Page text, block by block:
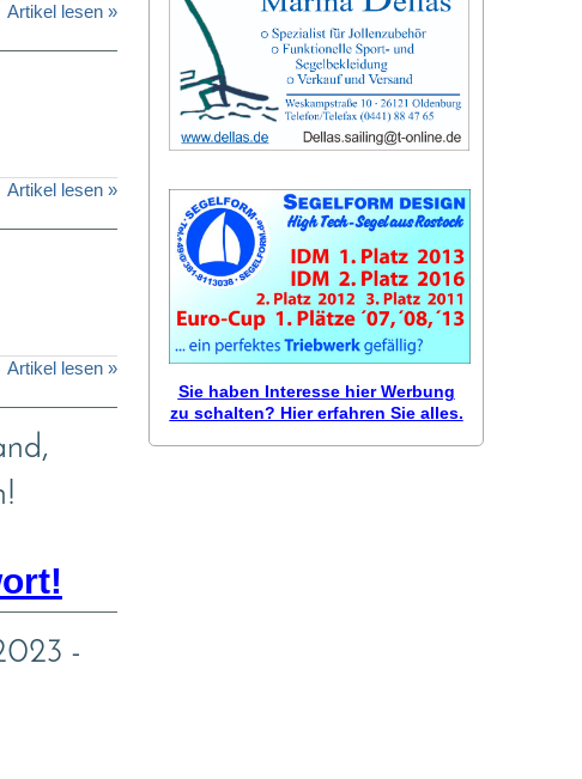
Artikel lesen »
Artikel lesen »
Artikel lesen »
-
Sie haben Interesse hier Werbung
zu schalten? Hier erfahren Sie alles.